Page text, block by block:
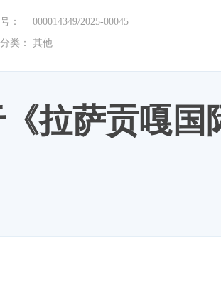
：
000014349/2025-00045
类：
其他
拉萨贡嘎